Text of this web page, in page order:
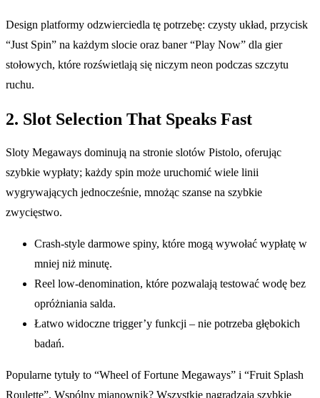
Design platformy odzwierciedla tę potrzebę: czysty układ, przycisk
“Just Spin” na każdym slocie oraz baner “Play Now” dla gier
stołowych, które rozświetlają się niczym neon podczas szczytu
ruchu.
2. Slot Selection That Speaks Fast
Sloty Megaways dominują na stronie slotów Pistolo, oferując
szybkie wypłaty; każdy spin może uruchomić wiele linii
wygrywających jednocześnie, mnożąc szanse na szybkie
zwycięstwo.
Crash‑style darmowe spiny, które mogą wywołać wypłatę w
mniej niż minutę.
Reel low‑denomination, które pozwalają testować wodę bez
opróżniania salda.
Łatwo widoczne trigger’y funkcji – nie potrzeba głębokich
badań.
Popularne tytuły to “Wheel of Fortune Megaways” i “Fruit Splash
Roulette”. Wspólny mianownik? Wszystkie nagradzają szybkie